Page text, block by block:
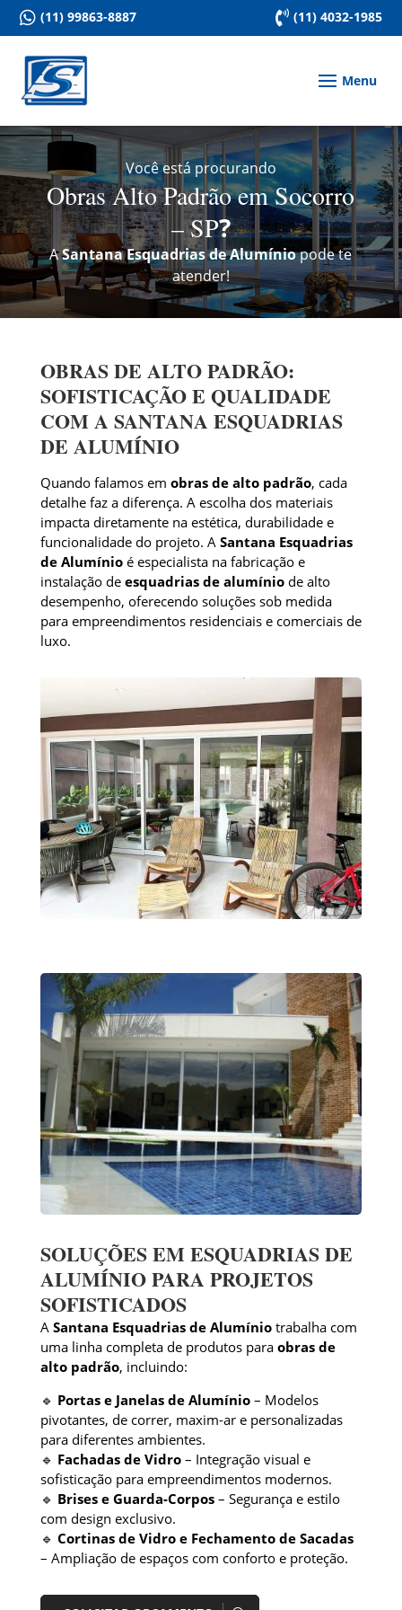
 (11) 99863-8887  (11) 4032-1985
Você está procurando
Obras Alto Padrão em Socorro
– SP?
ASantana Esquadrias de Alumíniopode te
atender!
OBRAS DE ALTO PADRÃO:
SOFISTICAÇÃO E QUALIDADE
COM A SANTANA ESQUADRIAS
DE ALUMÍNIO
Quando falamos em obras de alto padrão, cada
detalhe faz a diferença. A escolha dos materiais
impacta diretamente na estética, durabilidade e
funcionalidade do projeto. A Santana Esquadrias
de Alumínioé especialista na fabricação e
instalação de esquadrias de alumíniode alto
desempenho, oferecendo soluções sob medida
para empreendimentos residenciais e comerciais de
luxo.
SOLUÇÕES EM ESQUADRIAS DE
ALUMÍNIO PARA PROJETOS
SOFISTICADOS
A Santana Esquadrias de Alumíniotrabalha com
uma linha completa de produtos para obras de
alto padrão, incluindo:
🔹 Portas e Janelas de Alumínio– Modelos
pivotantes, de correr, maxim-ar e personalizadas
para diferentes ambientes.
🔹 Fachadas de Vidro– Integração visual e
sofisticação para empreendimentos modernos.
🔹 Brises e Guarda-Corpos– Segurança e estilo
com design exclusivo.
🔹 Cortinas de Vidro e Fechamento de Sacadas
– Ampliação de espaços com conforto e proteção.